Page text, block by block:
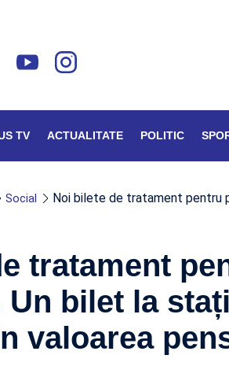
TV ACTUALITATE POLITIC
Social Noi bilete de tratament pentru
tratament
Un bilet la
valoarea